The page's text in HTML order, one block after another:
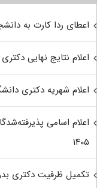
اعطای ردا کارت به
اعلام نتایج نهایی دکتری
اعلام شهریه دکتری دانشگاه
اعلام اسامی
۱۴۰۵
تکمیل ظرفیت دکتری بدون